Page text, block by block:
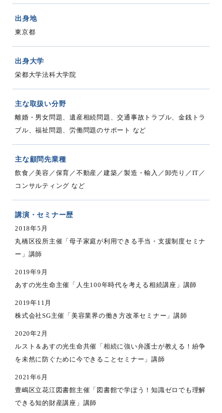
出身地
東京都
出身大学
栄都大学法科大学院
主な取扱い分野
離婚・男女問題、遺産相続問題、交通事故トラブル、金銭トラ
ブル、福祉問題、労働問題のサポート など
主な顧問先業種
飲食／美容／保育／不動産／建築／製造・輸入／卸売り／IT／
コンサルティング など
講演・セミナー歴
2018年5月
丸橋区役所主催「母子家庭が利用できる手当・支援制度セミナ
ー」講師
2019年9月
あすの光生命主催「人生100年時代を考える相続講座」講師
2019年11月
株式会社SG主催「美容業界の働き方改革セミナー」講師
2020年2月
ルスト＆あすの光生命共催「相続に強い弁護士が教える！紛争
を未然に防ぐために今できることセミナー」講師
2021年6月
豊嶋区立花江図書館主催「図書館で学ぼう！知識ゼロでも理解
できる知的財産講座」講師